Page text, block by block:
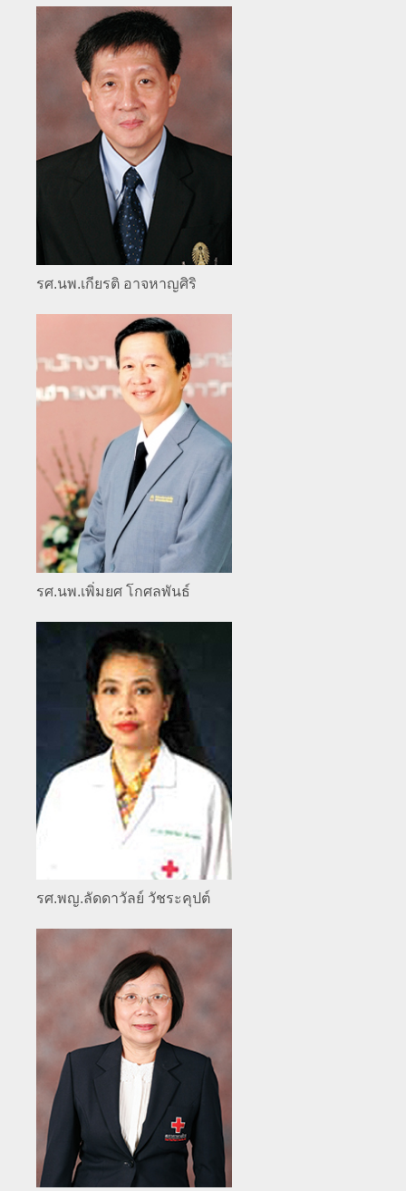
รศ.นพ.เกียรติ อาจหาญศิริ
รศ.นพ.เพิ่มยศ โกศลพันธ์
รศ.พญ.ลัดดาวัลย์ วัชระคุปต์